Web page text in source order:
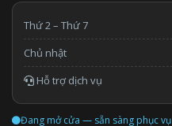
Thứ 2 – Thứ 7
Chủ nhật
Hỗ trợ dịch vụ
Đang mở cửa — sẵn sàng phục vụ